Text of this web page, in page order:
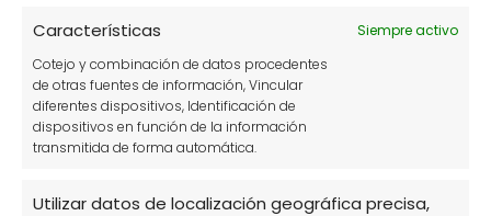
Características
Siempre activo
Cotejo y combinación de datos procedentes
de otras fuentes de información, Vincular
diferentes dispositivos, Identificación de
dispositivos en función de la información
transmitida de forma automática.
Utilizar datos de localización geográfica precisa,
Plagas y enfermedades
Plantas
Remedios caseros
Semillas
Técnicas de cultivo